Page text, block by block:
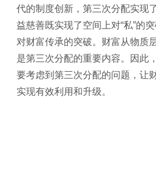
代的制度创新，第三次分配实现
益慈善既实现了空间上对“私”的
对财富传承的突破。财富从物质
是第三次分配的重要内容。因此
要考虑到第三次分配的问题，让
实现有效利用和升级。